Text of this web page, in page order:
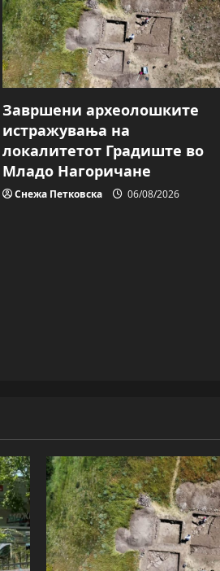
Завршени археолошките
истражувања на
локалитетот Градиште во
Младо Нагоричане
Снежа Петковска 06/08/2026